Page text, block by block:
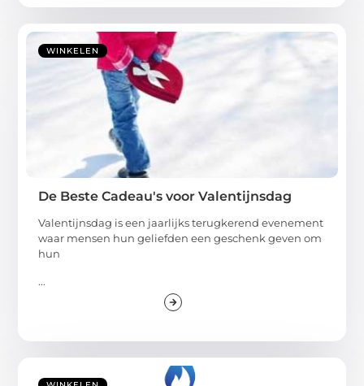
WINKELEN
De Beste Cadeau's voor Valentijnsdag
Valentijnsdag is een jaarlijks terugkerend evenement
waar mensen hun geliefden een geschenk geven om
hun
...